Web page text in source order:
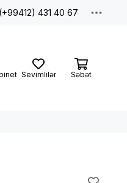
(+99412) 431 40 67
Sevimlilər Səbət